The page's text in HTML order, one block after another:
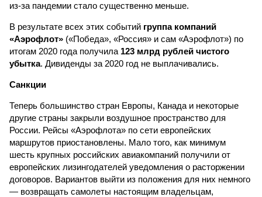
из-за пандемии стало существенно меньше.
В результате всех этих событий группа компаний
«Аэрофлот» («Победа», «Россия» и сам «Аэрофлот») по
итогам 2020 года получила 123 млрд рублей чистого
убытка. Дивиденды за 2020 год не выплачивались.
Санкции
Теперь большинство стран Европы, Канада и некоторые
другие страны закрыли воздушное пространство для
России. Рейсы «Аэрофлота» по сети европейских
маршрутов приостановлены. Мало того, как минимум
шесть крупных российских авиакомпаний получили от
европейских лизингодателей уведомления о расторжении
договоров. Вариантов выйти из положения для них немного
— возвращать самолеты настоящим владельцам,